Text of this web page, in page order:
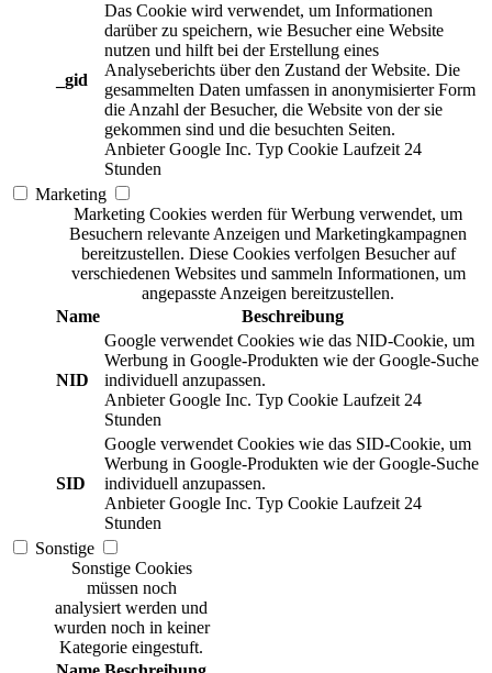
_gid
Das Cookie wird verwendet, um Informationen
darüber zu speichern, wie Besucher eine Website
nutzen und hilft bei der Erstellung eines
Analyseberichts über den Zustand der Website. Die
gesammelten Daten umfassen in anonymisierter Form
die Anzahl der Besucher, die Website von der sie
gekommen sind und die besuchten Seiten.
Anbieter Google Inc. Typ Cookie Laufzeit 24
Stunden
Marketing
Marketing Cookies werden für Werbung verwendet, um
Besuchern relevante Anzeigen und Marketingkampagnen
bereitzustellen. Diese Cookies verfolgen Besucher auf
verschiedenen Websites und sammeln Informationen, um
angepasste Anzeigen bereitzustellen.
Name
Beschreibung
NID
Google verwendet Cookies wie das NID-Cookie, um
Werbung in Google-Produkten wie der Google-Suche
individuell anzupassen.
Anbieter Google Inc. Typ Cookie Laufzeit 24
Stunden
SID
Google verwendet Cookies wie das SID-Cookie, um
Werbung in Google-Produkten wie der Google-Suche
individuell anzupassen.
Anbieter Google Inc. Typ Cookie Laufzeit 24
Stunden
Sonstige
Sonstige Cookies
müssen noch
analysiert werden und
wurden noch in keiner
Kategorie eingestuft.